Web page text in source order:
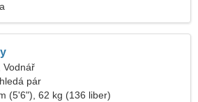
Vodnář
pár
(5'6"), 62 kg (136 liber)